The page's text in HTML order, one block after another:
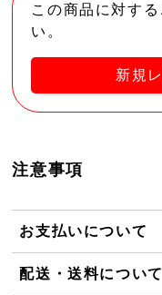
この商品に対す
い。
新規
注意事項
お支払いについて
配送・送料について